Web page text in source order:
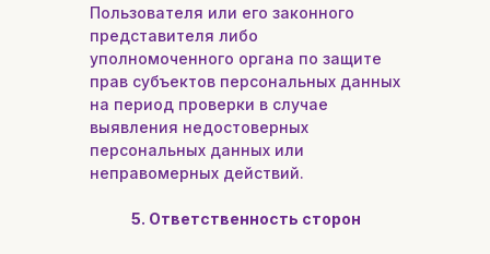
Пользователя или его законного
представителя либо
уполномоченного органа по защите
прав субъектов персональных данных
на период проверки в случае
выявления недостоверных
персональных данных или
неправомерных действий.
5. Ответственность сторон